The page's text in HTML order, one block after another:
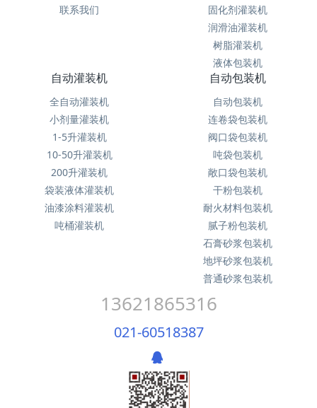
联系我们
固化剂灌装机
润滑油灌装机
树脂灌装机
液体包装机
自动灌装机
全自动灌装机
小剂量灌装机
1-5升灌装机
10-50升灌装机
200升灌装机
袋装液体灌装机
油漆涂料灌装机
吨桶灌装机
自动包装机
自动包装机
连卷袋包装机
阀口袋包装机
吨袋包装机
敞口袋包装机
干粉包装机
耐火材料包装机
腻子粉包装机
石膏砂浆包装机
地坪砂浆包装机
普通砂浆包装机
13621865316
021-60518387